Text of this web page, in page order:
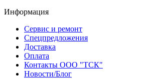
Информация
Сервис и ремонт
Спецпредложения
Доставка
Оплата
Контакты ООО "ТСК"
Новости/Блог